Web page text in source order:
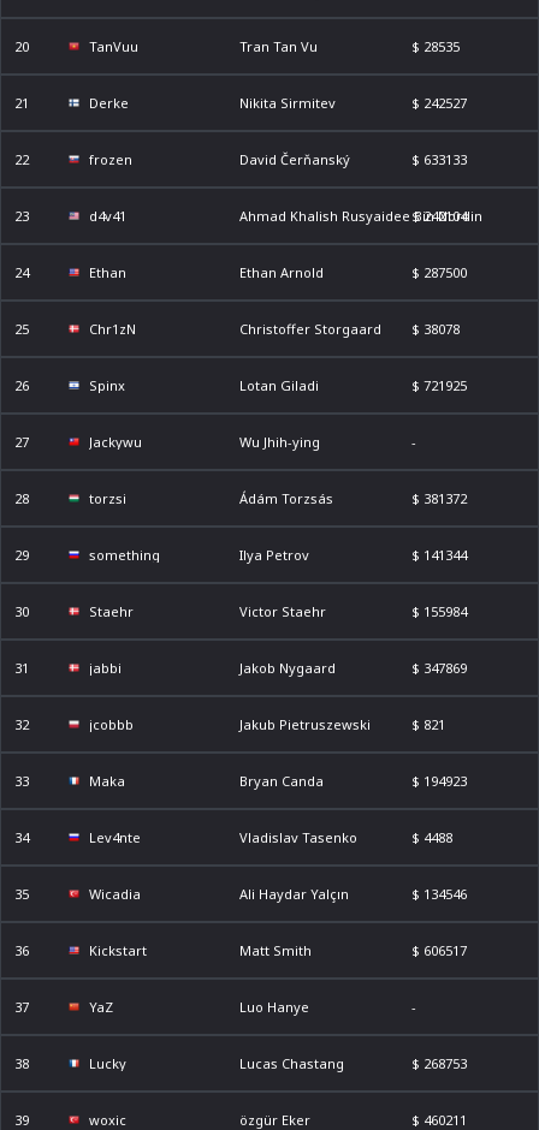
20 TanVuu Tran Tan Vu $ 28535
21 Derke Nikita Sirmitev $ 242527
22 frozen David Čerňanský $ 633133
23 d4v41 Ahmad Khalish Rusyaidee Bin Nordin
$ 242104
24 Ethan Ethan Arnold $ 287500
25 Chr1zN Christoffer Storgaard $ 38078
26 Spinx Lotan Giladi $ 721925
27 Jackywu Wu Jhih-ying -
28 torzsi Ádám Torzsás $ 381372
29 something Ilya Petrov $ 141344
30 Staehr Victor Staehr $ 155984
31 jabbi Jakob Nygaard $ 347869
32 jcobbb Jakub Pietruszewski $ 821
33 Maka Bryan Canda $ 194923
34 Lev4nte Vladislav Tasenko $ 4488
35 Wicadia Ali Haydar Yalçın $ 134546
36 Kickstart Matt Smith $ 606517
37 YaZ Luo Hanye -
38 Lucky Lucas Chastang $ 268753
39 woxic özgür Eker $ 460211